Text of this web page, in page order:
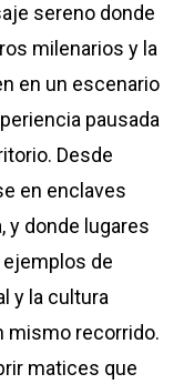
sereno donde
milenarios y la
en un escenario
pausada
Desde
en enclaves
y donde lugares
de
y la cultura
mismo recorrido.
matices que